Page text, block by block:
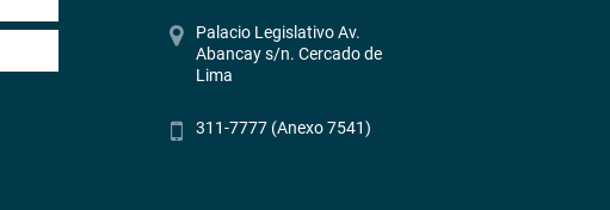
Palacio Legislativo Av.
Abancay s/n. Cercado de
Lima
311-7777 (Anexo 7541)